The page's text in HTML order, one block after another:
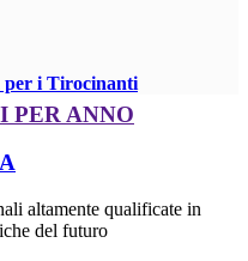
per i Tirocinanti
PER ANNO
altamente qualificate in
del futuro